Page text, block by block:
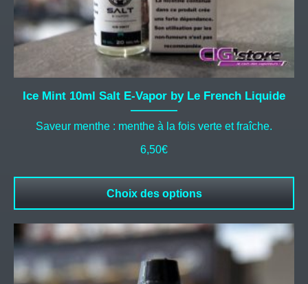
Ice Mint 10ml Salt E-Vapor by Le French Liquide
Saveur menthe : menthe à la fois verte et fraîche.
6,50€
Choix des options
produit
a
plusieurs